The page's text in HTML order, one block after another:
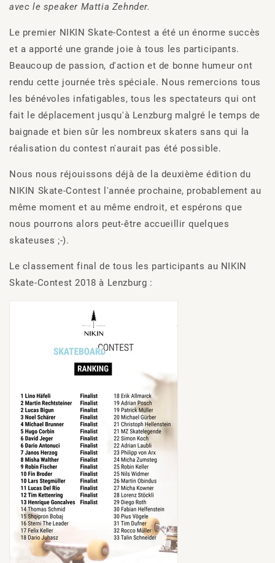
avec le speaker Mattia Zehnder.
Le premier NIKIN Skate-Contest a été un énorme succès
et a apporté une grande joie à tous les participants.
Beaucoup de passion, d'action et de bonne humeur ont
rendu cette journée très spéciale. Nous remercions tous
les bénévoles infatigables, tous les spectateurs qui ont
fait le déplacement jusqu'à Lenzburg malgré le temps de
baignade et bien sûr les nombreux skaters sans qui la
réalisation du contest n'aurait pas été possible.
Nous nous réjouissons déjà de la deuxième édition du
NIKIN Skate-Contest l'année prochaine, probablement au
même moment et au même endroit, et espérons que
nous pourrons alors peut-être accueillir quelques
skateuses ;-).
Le classement final de tous les participants au NIKIN
Skate-Contest 2018 à Lenzburg :